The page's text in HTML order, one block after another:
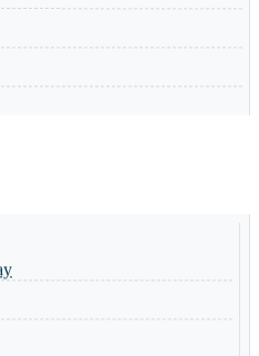
तक आयोजित किया गया